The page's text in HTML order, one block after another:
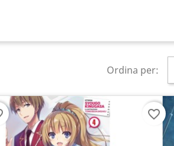
Ordina per:
favorite_border